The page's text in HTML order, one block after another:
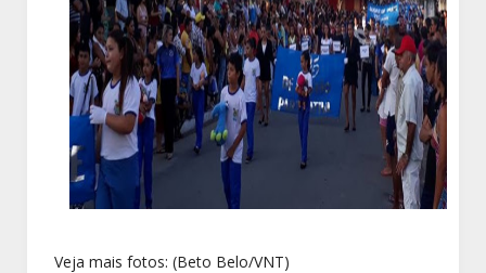
Veja mais fotos: (Beto Belo/VNT)